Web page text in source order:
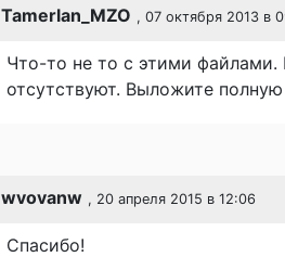
Tamerlan_MZO , 07 октября 2013 в
Что-то не то с этими
отсутствуют. Выложите
wvovanw , 20 апреля 2015 в 12:06
Спасибо!